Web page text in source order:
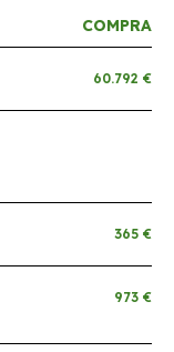
COMPRA
60.792 €
365 €
973 €